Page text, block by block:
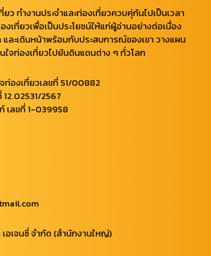
ว ทำงานประจำและท่องเที่ยวควบคุ่กันไปเป็นเวลา
งเที่ยวเพื่อเป็นประโยชน์ให้แก่ผู้อ่านอย่างต่อเนื่อง
ละเดินหน้าพร้อมกับประสบการณ์ของเขา วางแผน
ใจท่องเที่ยวไปยันดินแดนต่าง ๆ ทั่วโลก
องเที่ยวเลขที่ 51/00882
2567
เลขที่ 1-039958
อเจนซี่ จำกัด (สำนักงานใหญ่)